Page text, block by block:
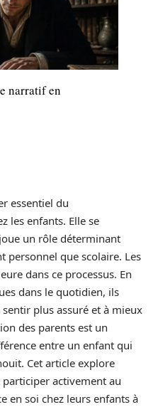
narratif en
essentiel du
les enfants. Elle se
un rôle déterminant
personnel que scolaire. Les
dans ce processus. En
dans le quotidien, ils
plus assuré et à mieux
des parents est un
entre un enfant qui
Cet article explore
activement au
en soi chez leurs enfants à